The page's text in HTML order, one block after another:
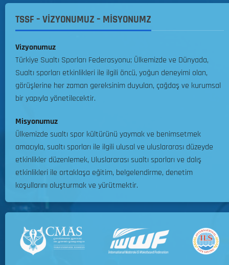
e
r
i
Y
ı
ş
a
R
e
g
l
a
a
ı
y
e
a
m
p
i
y
n
a
M
i
l
l
i
T
a
ü
z
e
l
e
n
e
c
k
t
i
r
05.08.2026
u
z
31.07.2026
0
TSSF – VİZYONUMUZ – MİSYONUMZ
Vizyonumuz
Türkiye Sualtı Sporları Federasyonu; Ülkemizde ve Dünyada,
Sualtı sporları etkinlikleri ile ilgili öncü, yoğun deneyimi olan,
görüşlerine her zaman gereksinim duyulan, çağdaş ve kurumsal
bir yapıyla yönetilecektir.
Misyonumuz
Ülkemizde sualtı spor kültürünü yaymak ve benimsetmek
amacıyla, sualtı sporları ile ilgili ulusal ve uluslararası düzeyde
etkinlikler düzenlemek, Uluslararası sualtı sporları ve dalış
etkinlikleri ile ortaklaşa eğitim, belgelendirme, denetim
koşullarını oluşturmak ve yürütmektir.